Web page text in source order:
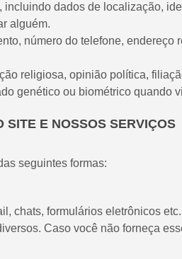
dados de localização,
alguém.
número do telefone,
religiosa, opinião política,
genético ou biométrico quando
SITE E NOSSOS SERVIÇOS
seguintes formas:
chats, formulários eletrônicos
Caso você não forneça